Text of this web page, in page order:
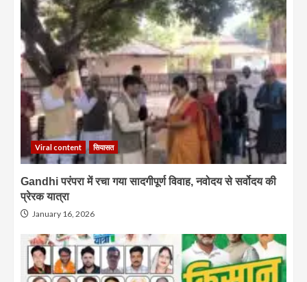
Viral content सियासत
Gandhi परंपरा में रचा गया सादगीपूर्ण विवाह, नवोदय से सर्वोदय की
प्रेरक यात्रा
January 16, 2026